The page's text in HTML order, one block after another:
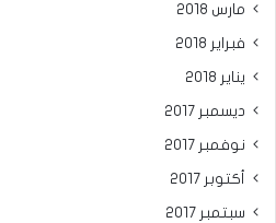
مارس 2018
فبراير 2018
يناير 2018
ديسمبر 2017
نوفمبر 2017
أكتوبر 2017
سبتمبر 2017